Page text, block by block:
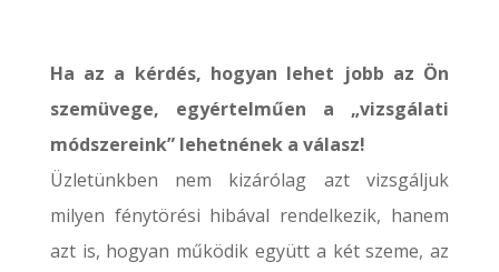
Ha az a kérdés, hogyan lehet jobb az Ön
szemüvege, egyértelműen a „vizsgálati
módszereink” lehetnének a válasz!
Üzletünkben nem kizárólag azt vizsgáljuk
milyen fénytörési hibával rendelkezik, hanem
azt is, hogyan működik együtt a két szeme, az